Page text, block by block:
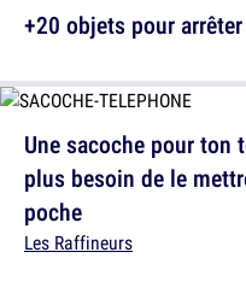
Une sacoche pour ton
plus besoin de le
poche
Les Raffineurs
+20 objets pour